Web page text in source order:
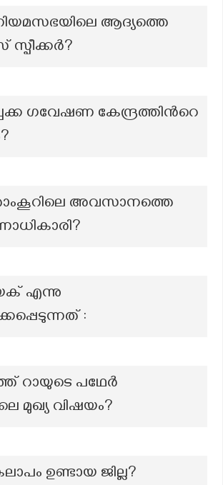
ആദ്യത്തെ
ഗവേഷണ കേന്ദ്രത്തിന്‍റെ
അവസാനത്തെ
എന്നു
:
റായുടെ പഥേർ
മുഖ്യ വിഷയം?
ഉണ്ടായ ജില്ല?